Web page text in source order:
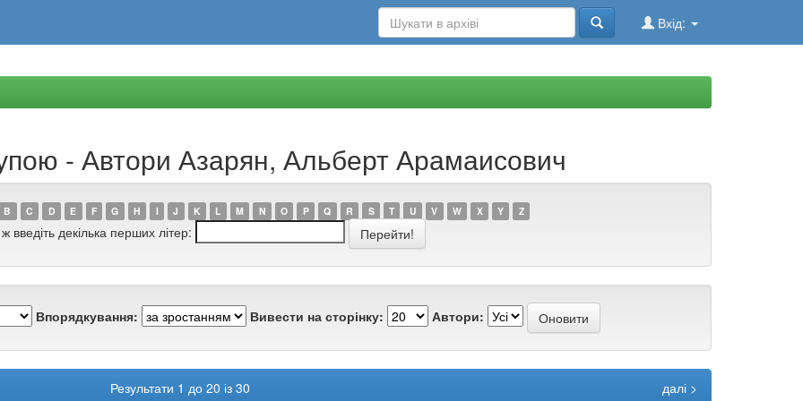
Вхід:
- Автори Азарян, Альберт Арамаисович
B C D E F G H I J K L M N O P Q R S T U V W X Y Z
введіть декілька перших літер:
Впорядкування: Вивести на сторінку: Автори:
Результати 1 до 20 із 30
далі >